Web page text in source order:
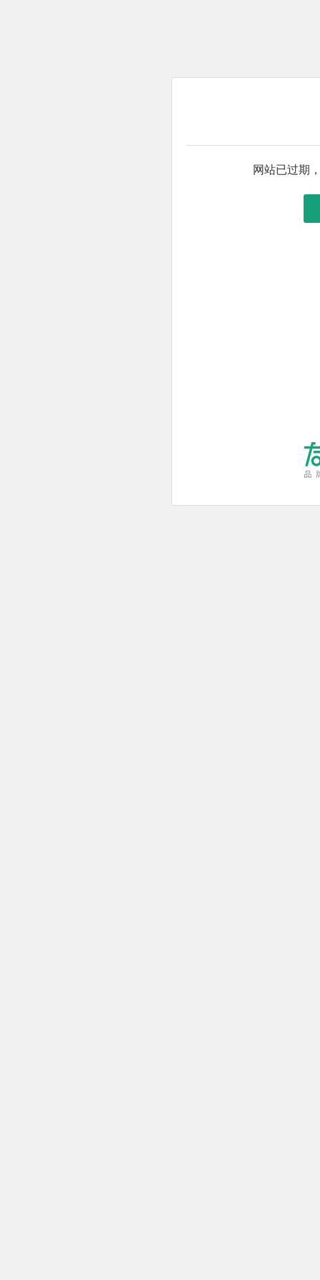
网站已过期